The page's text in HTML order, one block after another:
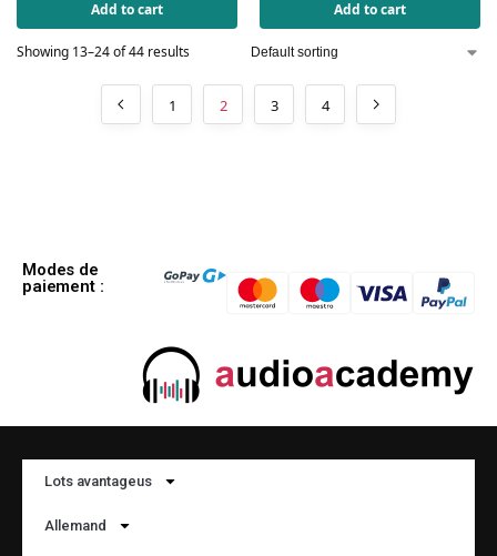
Add to cart Add to cart
Showing 13–24 of 44 results
1 2 3 4
Modes de
paiement :
Lots avantageus
Allemand